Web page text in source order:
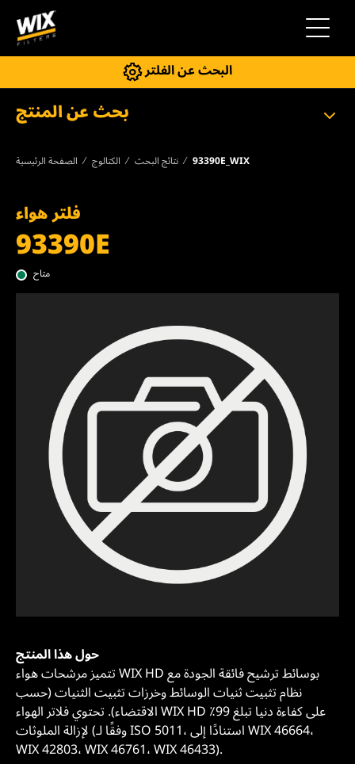
التنقل
البحث عن الفلتر
بحث عن المنتج
الصفحة الرئيسية الكتالوج نتائج البحث 93390E_WIX
فلتر هواء
93390E
متاح
حول هذا المنتج
تتميز مرشحات هواء WIX HD بوسائط ترشيح فائقة الجودة مع
نظام تثبيت ثنيات الوسائط وخرزات تثبيت الثنيات (حسب
الاقتضاء). تحتوي فلاتر الهواء WIX HD على كفاءة دنيا تبلغ 99٪
لإزالة الملوثات (وفقًا لـ ISO 5011، استنادًا إلى WIX 46664،
WIX 42803، WIX 46761، WIX 46433).